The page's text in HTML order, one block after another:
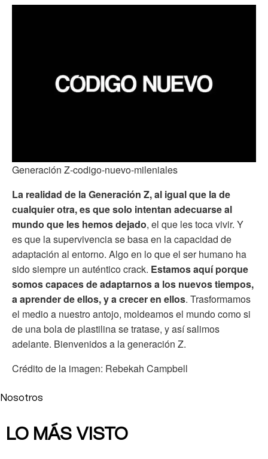
Generación Z-codigo-nuevo-mileniales
La realidad de la Generación Z, al igual que la de
cualquier otra, es que solo intentan adecuarse al
mundo que les hemos dejado, el que les toca vivir. Y
es que la supervivencia se basa en la capacidad de
adaptación al entorno. Algo en lo que el ser humano ha
sido siempre un auténtico crack. Estamos aquí porque
somos capaces de adaptarnos a los nuevos tiempos,
a aprender de ellos, y a crecer en ellos. Trasformamos
el medio a nuestro antojo, moldeamos el mundo como si
de una bola de plastilina se tratase, y así salimos
adelante. Bienvenidos a la generación Z.
Crédito de la imagen: Rebekah Campbell
Nosotros
LO MÁS VISTO